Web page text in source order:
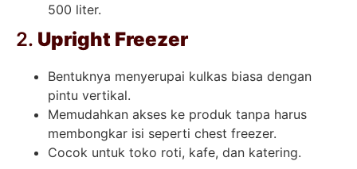
500 liter.
2. Upright Freezer
Bentuknya menyerupai kulkas biasa dengan
pintu vertikal.
Memudahkan akses ke produk tanpa harus
membongkar isi seperti chest freezer.
Cocok untuk toko roti, kafe, dan katering.